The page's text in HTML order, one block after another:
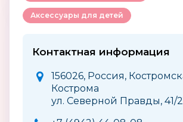
Аксессуары для детей
Контактная информация
156026, Россия,
Кострома
ул. Северной Правды, 41/